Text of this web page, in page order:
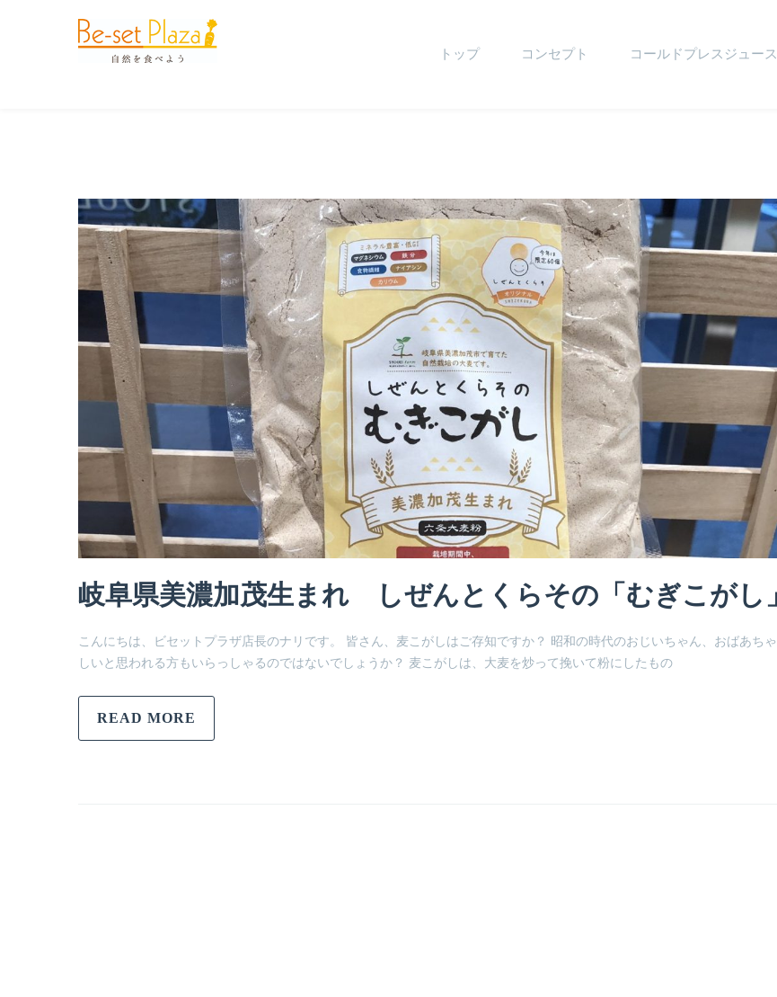
トップ コンセプト コールドプレスジュース
岐阜県美濃加茂生まれ しぜんとくらその「むぎこがし」
こんにちは、ビセットプラザ店長のナリです。 皆さん、麦こがしはご存知ですか？ 昭和の時代のおじいちゃん、おばあち
しいと思われる方もいらっしゃるのではないでしょうか？ 麦こがしは、大麦を炒って挽いて粉にしたもの
READ MORE